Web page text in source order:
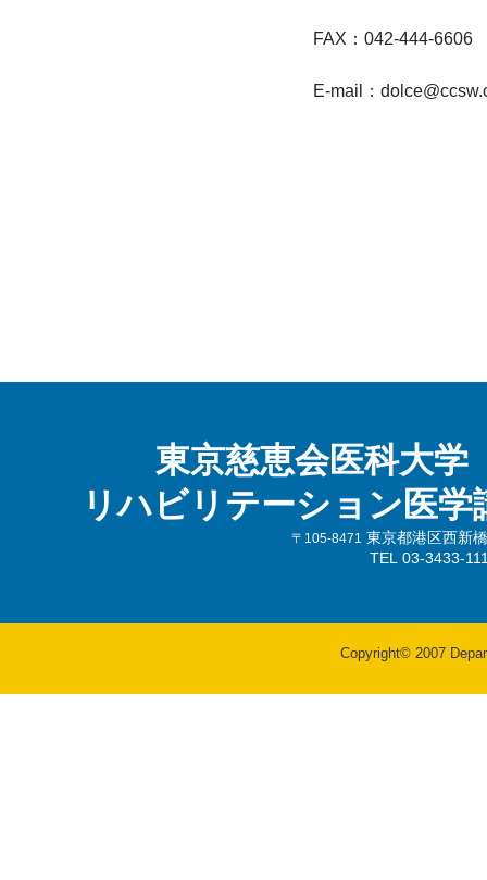
FAX：042-444-6606
E-mail：
東京慈恵会医科大学
リハビリテーション医学
〒105-8471
東京都港区西新
TEL 03-3433-
Copyright© 2007